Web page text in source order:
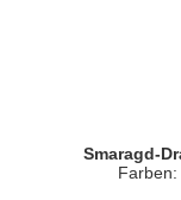
Smaragd-
Farben: